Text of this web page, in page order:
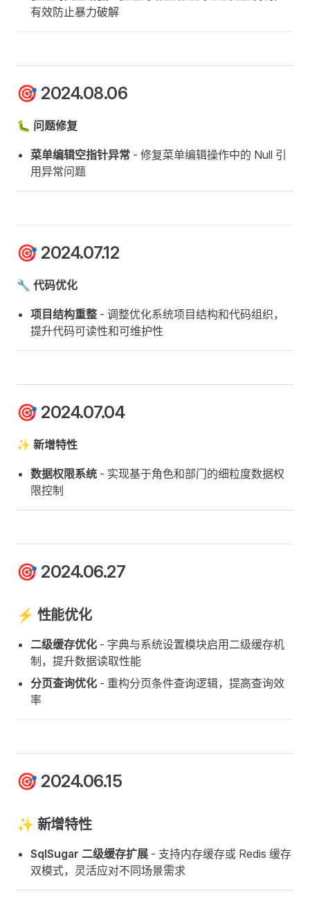
有效防止暴力破解
🎯 2024.08.06
🐛 问题修复
菜单编辑空指针异常 - 修复菜单编辑操作中的 Null 引
用异常问题
🎯 2024.07.12
🔧 代码优化
项目结构重整 - 调整优化系统项目结构和代码组织，
提升代码可读性和可维护性
🎯 2024.07.04
✨ 新增特性
数据权限系统 - 实现基于角色和部门的细粒度数据权
限控制
🎯 2024.06.27
⚡ 性能优化
二级缓存优化 - 字典与系统设置模块启用二级缓存机
制，提升数据读取性能
分页查询优化 - 重构分页条件查询逻辑，提高查询效
率
🎯 2024.06.15
✨ 新增特性
SqlSugar 二级缓存扩展 - 支持内存缓存或 Redis 缓存
双模式，灵活应对不同场景需求